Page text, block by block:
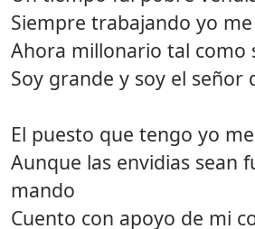
Siempre trabajando yo
Ahora millonario tal como
Soy grande y soy el señor
El puesto que tengo yo
Aunque las envidias sean
mando
Cuento con apoyo de mi